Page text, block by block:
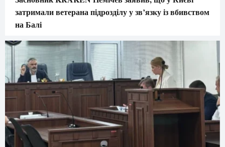
затримали ветерана підрозділу у зв’язку із вбивством
на Балі